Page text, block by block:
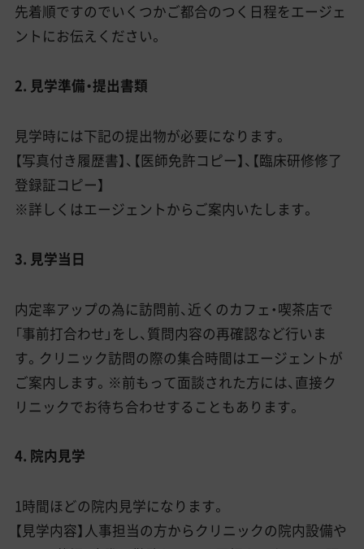
先着順ですのでいくつかご都合のつく日程をエージェ
ントにお伝えください。
2. 見学準備・提出書類
見学時には下記の提出物が必要になります。
【写真付き履歴書】、【医師免許コピー】、【臨床研修修了
登録証コピー】
※詳しくはエージェントからご案内いたします。
3. 見学当日
内定率アップの為に訪問前、近くのカフェ・喫茶店で
「事前打合わせ」をし、質問内容の再確認など行いま
す。クリニック訪問の際の集合時間はエージェントが
ご案内します。※前もって面談された方には、直接ク
リニックでお待ち合わせすることもあります。
4. 院内見学
1時間ほどの院内見学になります。
【見学内容】人事担当の方からクリニックの院内設備や